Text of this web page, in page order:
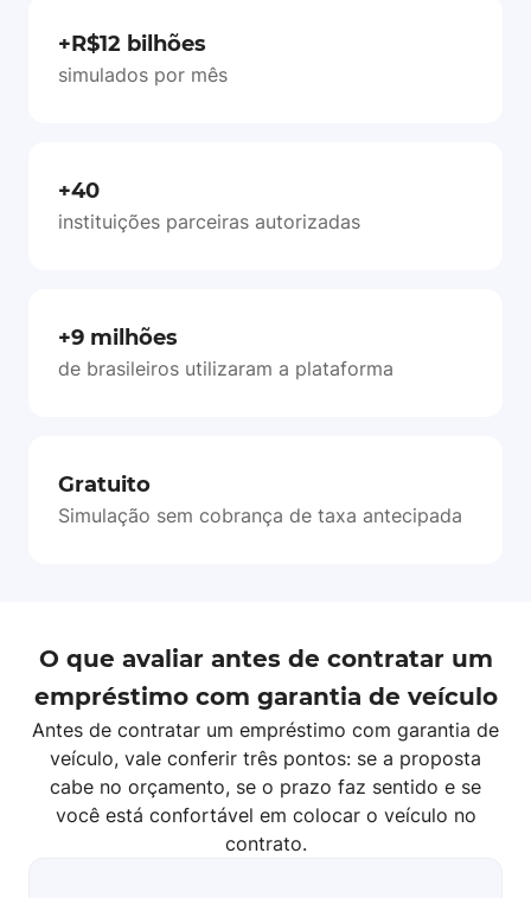
+R$12 bilhões
simulados por mês
+40
instituições parceiras autorizadas
+9 milhões
de brasileiros utilizaram a plataforma
Gratuito
Simulação sem cobrança de taxa antecipada
O que avaliar antes de contratar um
empréstimo com garantia de veículo
Antes de contratar um empréstimo com garantia de
veículo, vale conferir três pontos: se a proposta
cabe no orçamento, se o prazo faz sentido e se
você está confortável em colocar o veículo no
contrato.